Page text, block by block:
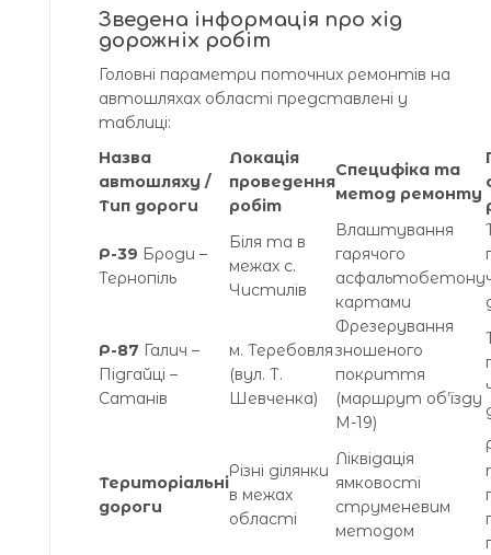
Зведена інформація про хід
дорожніх робіт
Головні параметри поточних ремонтів на
автошляхах області представлені у
таблиці:
Назва
автошляху /
Тип дороги
Локація
проведення
робіт
Специфіка та
метод ремонту
Р-39 Броди –
Тернопіль
Біля та в
межах с.
Чистилів
Влаштування
гарячого
асфальтобетону
картами
Р-87 Галич –
Підгайці –
Сатанів
м. Теребовля
(вул. Т.
Шевченка)
Фрезерування
зношеного
покриття
(маршрут об’їзду
М-19)
Територіальні
дороги
Різні ділянки
в межах
області
Ліквідація
ямковості
струменевим
методом